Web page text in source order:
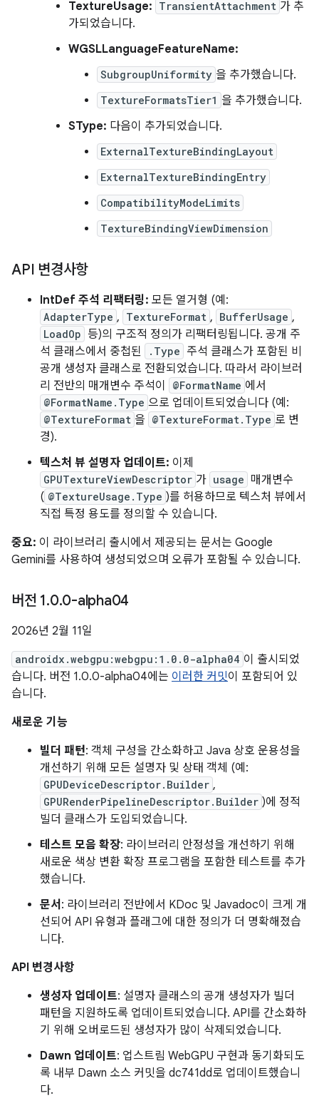
TextureUsage: TransientAttachment 가 추
가되었습니다.
WGSLLanguageFeatureName:
SubgroupUniformity 을 추가했습니다.
TextureFormatsTier1 을 추가했습니다.
SType: 다음이 추가되었습니다.
ExternalTextureBindingLayout
ExternalTextureBindingEntry
CompatibilityModeLimits
TextureBindingViewDimension
API 변경사항
IntDef 주석 리팩터링: 모든 열거형 (예:
AdapterType , TextureFormat , BufferUsage ,
LoadOp 등)의 구조적 정의가 리팩터링됩니다. 공개 주
석 클래스에서 중첩된
.Type 주석 클래스가 포함된 비
공개 생성자 클래스로 전환되었습니다. 따라서 라이브러
리 전반의 매개변수 주석이
@FormatName 에서
@FormatName.Type 으로 업데이트되었습니다 (예:
@TextureFormat 을 @TextureFormat.Type 로 변
경).
텍스처 뷰 설명자 업데이트: 이제
GPUTextureViewDescriptor 가 usage 매개변수
( @TextureUsage.Type )를 허용하므로 텍스처 뷰에서
직접 특정 용도를 정의할 수 있습니다.
중요: 이 라이브러리 출시에서 제공되는 문서는 Google
Gemini를 사용하여 생성되었으며 오류가 포함될 수 있습니다.
버전 1.0.0-alpha04
2026년 2월 11일
androidx.webgpu:webgpu:1.0.0-alpha04 이 출시되었
습니다. 버전 1.0.0-alpha04에는 이러한 커밋이 포함되어 있
습니다.
새로운 기능
빌더 패턴: 객체 구성을 간소화하고 Java 상호 운용성을
개선하기 위해 모든 설명자 및 상태 객체 (예:
GPUDeviceDescriptor.Builder ,
GPURenderPipelineDescriptor.Builder )에 정적
빌더 클래스가 도입되었습니다.
테스트 모음 확장: 라이브러리 안정성을 개선하기 위해
새로운 색상 변환 확장 프로그램을 포함한 테스트를 추가
했습니다.
문서 : 라이브러리 전반에서 KDoc 및 Javadoc이 크게 개
선되어 API 유형과 플래그에 대한 정의가 더 명확해졌습
니다.
API 변경사항
생성자 업데이트: 설명자 클래스의 공개 생성자가 빌더
패턴을 지원하도록 업데이트되었습니다. API를 간소화하
기 위해 오버로드된 생성자가 많이 삭제되었습니다.
Dawn 업데이트: 업스트림 WebGPU 구현과 동기화되도
록 내부 Dawn 소스 커밋을 dc741dd로 업데이트했습니
다.